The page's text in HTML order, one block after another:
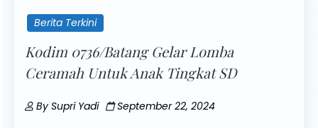
Berita Terkini
Kodim 0736/Batang Gelar Lomba
Ceramah Untuk Anak Tingkat SD
BySupri Yadi September 22, 2024